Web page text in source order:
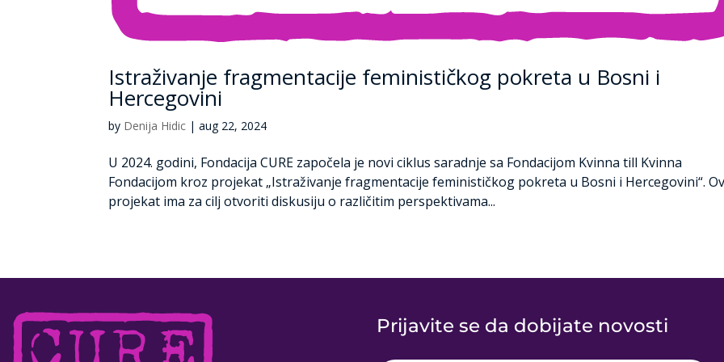
Istraživanje fragmentacije feminističkog pokreta u Bosni i
Hercegovini
by Denija Hidic |aug 22, 2024
U 2024. godini, Fondacija CURE započela je novi ciklus saradnje sa Fondacijom Kvinna till Kvinna
Fondacijom kroz projekat „Istraživanje fragmentacije feminističkog pokreta u Bosni i Hercegovini“.
projekat ima za cilj otvoriti diskusiju o različitim perspektivama...
Prijavite se da dobijate novosti